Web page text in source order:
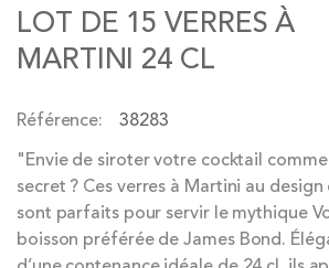
the
beginning
of
images
gallery
LOT DE 15 VERRES À
MARTINI 24 CL
Référence
38283
"Envie de siroter votre cocktail
secret ? Ces verres à Martini au
sont parfaits pour servir le mythique
boisson préférée de James Bond.